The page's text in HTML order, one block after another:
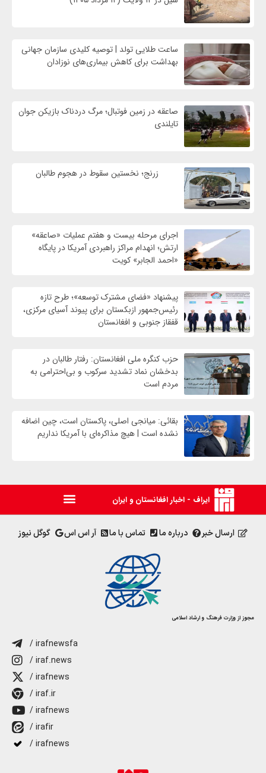
ساعت طلایی تولد | توصیه کلیدی سازمان جهانی
بهداشت برای کاهش بیماری‌های نوزادان
صاعقه در زمین فوتبال؛ مرگ دردناک بازیکن جوان
تایلندی
زرنج؛ نخستین سقوط در هجوم طالبان
اجرای مرحله بیست و هفتم عملیات «صاعقه»
ارتش؛ انهدام مراکز راهبردی آمریکا در پایگاه
«احمد الجابر» کویت
پیشنهاد «فضای مشترک توسعه»؛ طرح تازه
رئیس‌جمهور ازبکستان برای پیوند آسیای مرکزی،
قفقاز جنوبی و افغانستان
حزب کنگره ملی افغانستان: رفتار طالبان در
بدخشان نماد تشدید سرکوب و بی‌احترامی به
مردم است
بقائی: میانجی اصلی، پاکستان است، چین اضافه
نشده است | هیچ مذاکره‌ای با آمریکا نداریم
ایراف - اخبار افغانستان و ایران
ارسال خبر درباره ما تماس با ما آر اس اس گوگل نیوز
مجوز از وزارت فرهنگ و ارشاد اسلامی
/ irafnewsfa
/ iraf.news
/ irafnews
/ iraf.ir
/ irafnews
/ irafir
/ irafnews